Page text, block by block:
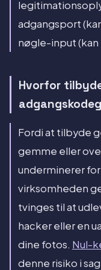
adgangsport
nøgle-input (kan
Hvorfor
Fordi at tilbyde
gemme eller
underminerer
virksomheden
tvinges til at
hacker eller en
dine fotos. Nul-
denne risiko i